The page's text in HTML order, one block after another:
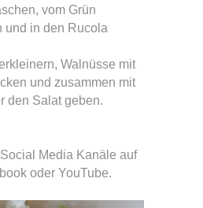
vom Grün
und in den Rucola
Walnüsse mit
und zusammen mit
den Salat geben.
Media Kanäle auf
oder YouTube.